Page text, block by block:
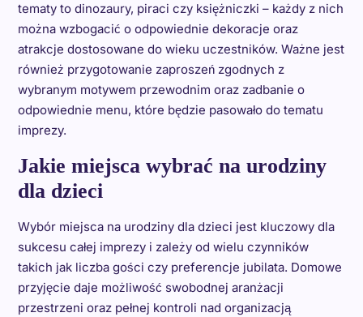
tematy to dinozaury, piraci czy księżniczki – każdy z nich
można wzbogacić o odpowiednie dekoracje oraz
atrakcje dostosowane do wieku uczestników. Ważne jest
również przygotowanie zaproszeń zgodnych z
wybranym motywem przewodnim oraz zadbanie o
odpowiednie menu, które będzie pasowało do tematu
imprezy.
Jakie miejsca wybrać na urodziny
dla dzieci
Wybór miejsca na urodziny dla dzieci jest kluczowy dla
sukcesu całej imprezy i zależy od wielu czynników
takich jak liczba gości czy preferencje jubilata. Domowe
przyjęcie daje możliwość swobodnej aranżacji
przestrzeni oraz pełnej kontroli nad organizacją